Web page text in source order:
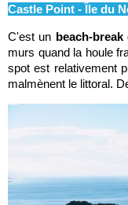
Castle Point - Île du
C'est un beach-break
murs quand la houle
spot est relativement
malmènent le littoral.